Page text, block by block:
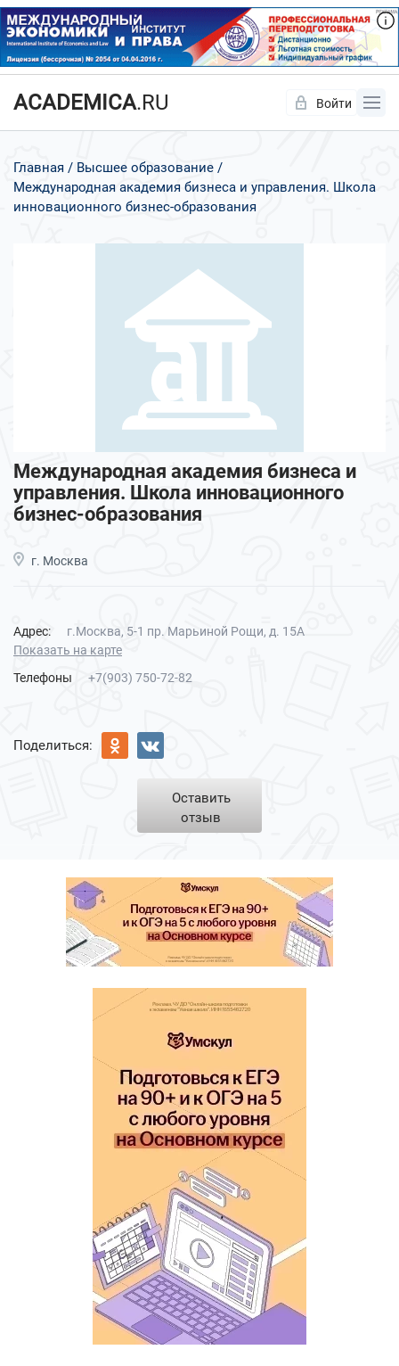
ACADEMICA.RU Войти
Главная
Высшее образование
Международная академия бизнеса и управления. Школа
инновационного бизнес-образования
Международная академия бизнеса и
управления. Школа инновационного
бизнес-образования
г. Москва
Адрес:
г.Москва, 5-1 пр. Марьиной Рощи, д. 15А
Показать на карте
Телефоны
+7(903) 750-72-82
Поделиться:
Оставить
отзыв
Да Нет